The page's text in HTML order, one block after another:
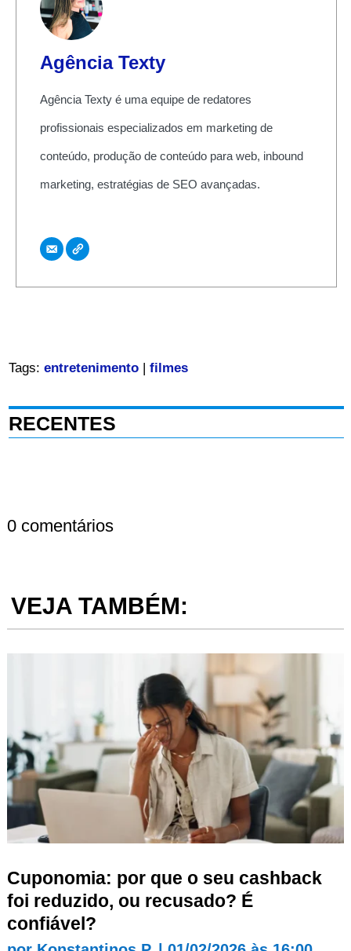
Agência Texty
Agência Texty é uma equipe de redatores
profissionais especializados em marketing de
conteúdo, produção de conteúdo para web, inbound
marketing, estratégias de SEO avançadas.
Tags: entretenimento| filmes
RECENTES
0 comentários
VEJA TAMBÉM:
Cuponomia: por que o seu cashback
foi reduzido, ou recusado? É
confiável?